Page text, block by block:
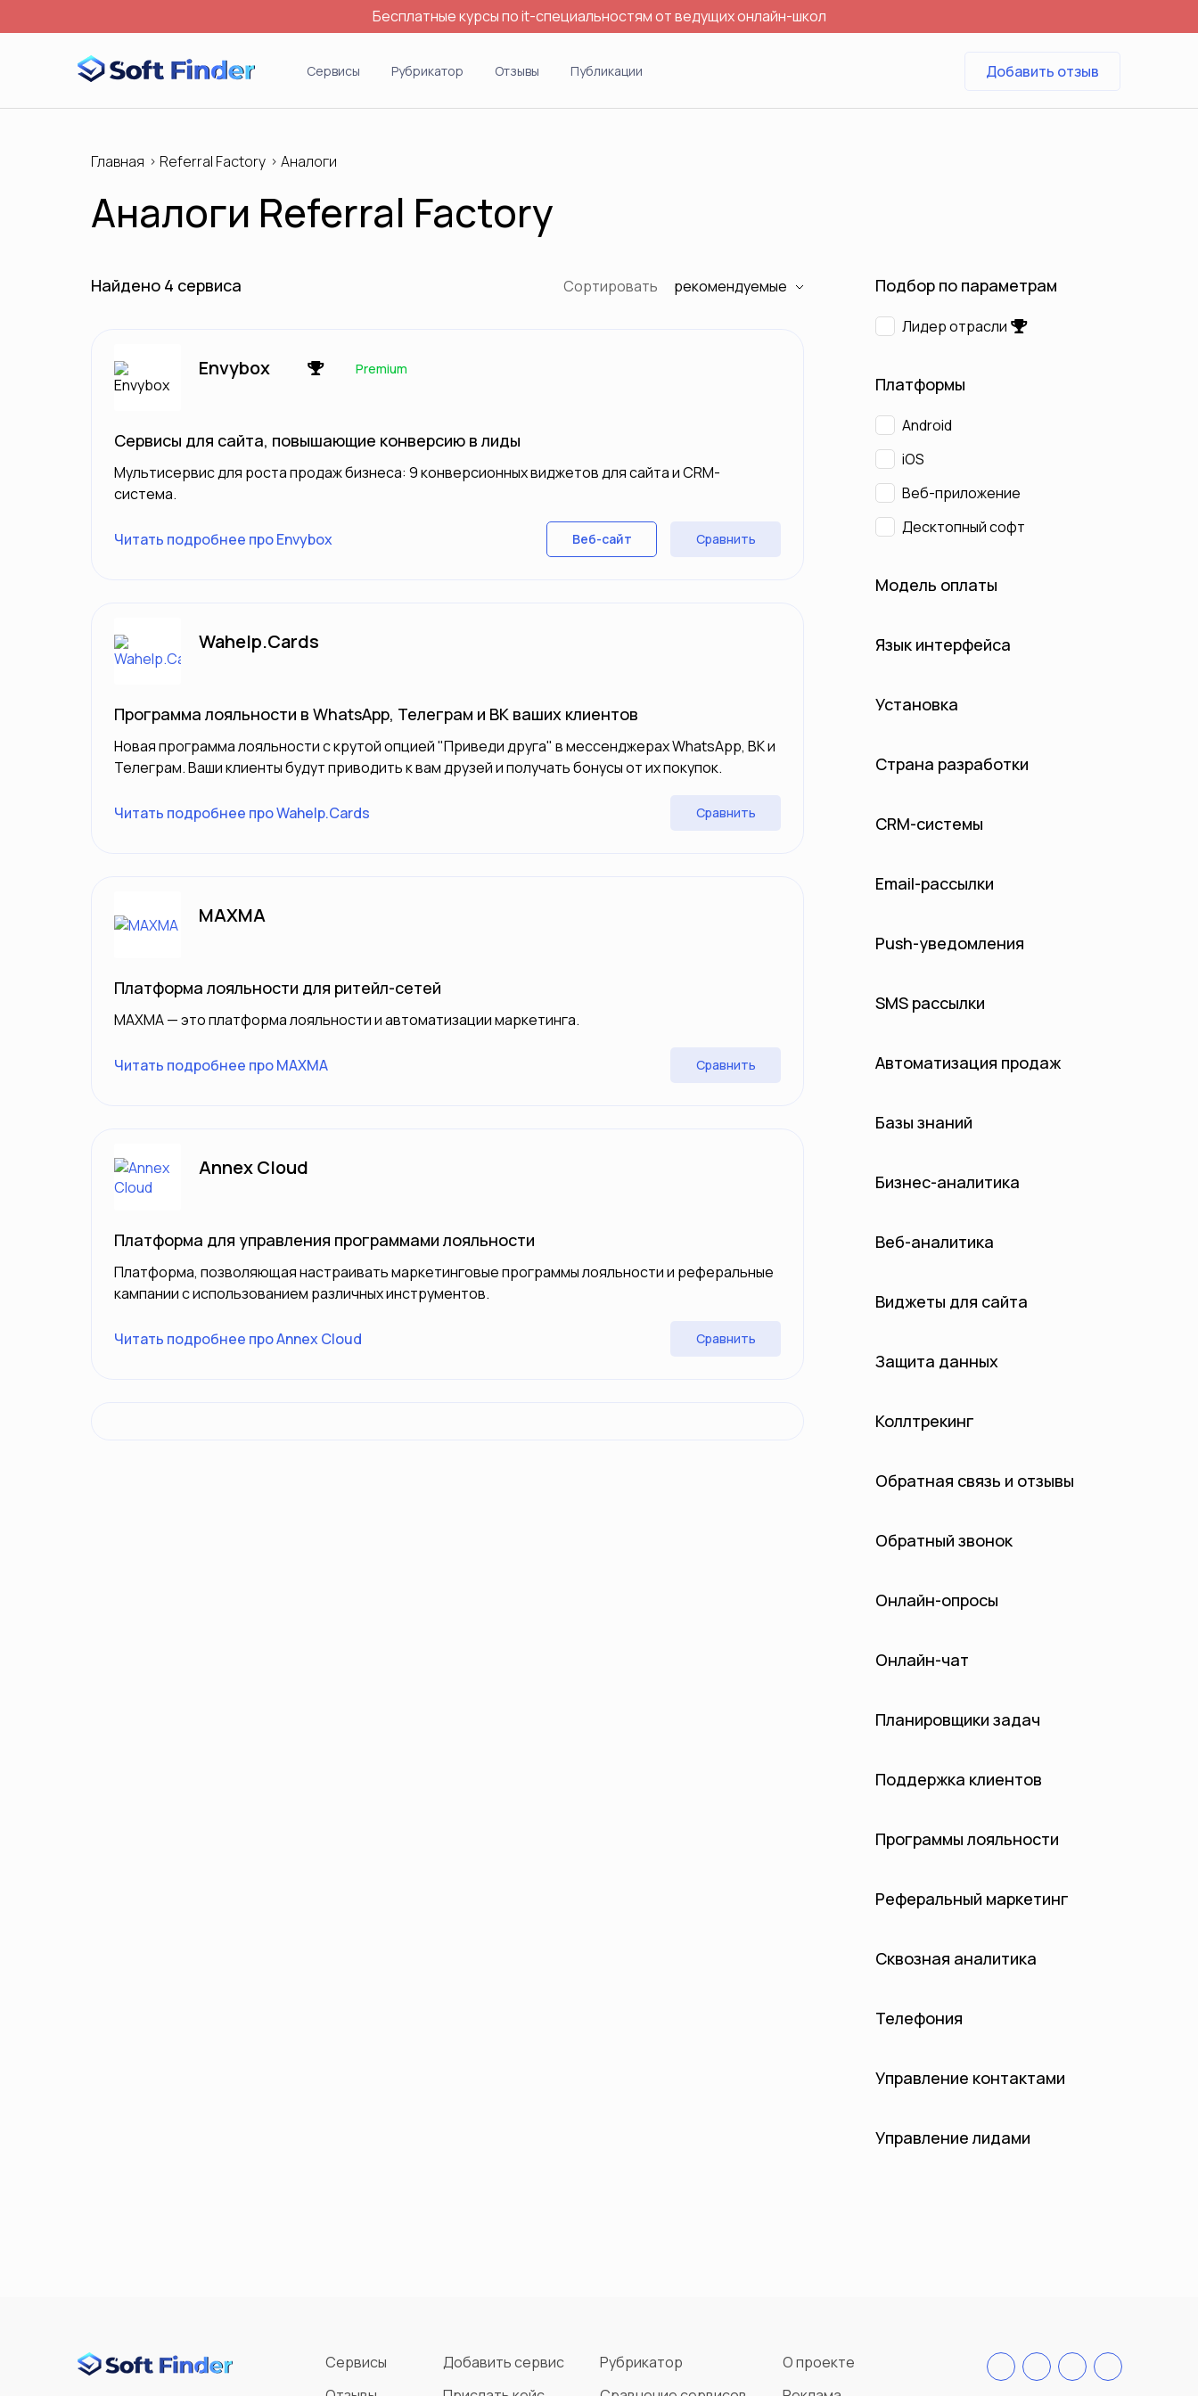
Бесплатные курсы по it-специальностям от ведущих онлайн-школ
Сервисы Рубрикатор Отзывы Публикации
Войти Добавить отзыв
Главная Referral Factory Аналоги
Аналоги Referral Factory
Найдено 4 сервиса Сортировать рекомендуемые
Envybox Premium
Сервисы для сайта, повышающие конверсию в лиды
Мультисервис для роста продаж бизнеса: 9 конверсионных виджетов для сайта и CRM-
система.
Читать подробнее про Envybox Веб-сайт Сравнить
Wahelp.Cards
Программа лояльности в WhatsApp, Телеграм и ВК ваших клиентов
Новая программа лояльности с крутой опцией "Приведи друга" в мессенджерах WhatsApp, ВК и
Телеграм. Ваши клиенты будут приводить к вам друзей и получать бонусы от их покупок.
Читать подробнее про Wahelp.Cards Сравнить
MAXMA
Платформа лояльности для ритейл-сетей
MAXMA — это платформа лояльности и автоматизации маркетинга.
Читать подробнее про MAXMA Сравнить
Annex Cloud
Платформа для управления программами лояльности
Платформа, позволяющая настраивать маркетинговые программы лояльности и реферальные
кампании с использованием различных инструментов.
Читать подробнее про Annex Cloud Сравнить
Подбор по параметрам
Лидер отрасли
Платформы
Android
iOS
Веб-приложение
Десктопный софт
Модель оплаты
Язык интерфейса
Установка
Страна разработки
CRM-системы
Email-рассылки
Push-уведомления
SMS рассылки
Автоматизация продаж
Базы знаний
Бизнес-аналитика
Веб-аналитика
Виджеты для сайта
Защита данных
Коллтрекинг
Обратная связь и отзывы
Обратный звонок
Онлайн-опросы
Онлайн-чат
Планировщики задач
Поддержка клиентов
Программы лояльности
Реферальный маркетинг
Сквозная аналитика
Телефония
Управление контактами
Управление лидами
Сервисы
Добавить сервис
Рубрикатор
О проекте